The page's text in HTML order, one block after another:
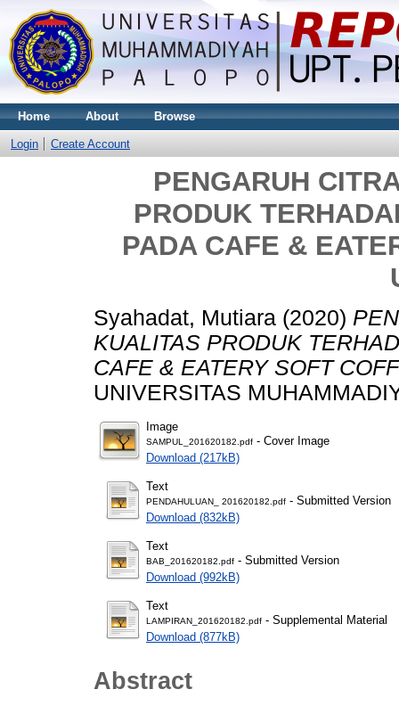
Home About Browse
Login Create Account
PENGARUH
PRODUK
PADA CAFE &
Syahadat, Mutiara (2020)
KUALITAS PRODUK
CAFE & EATERY SOFT
UNIVERSITAS
Image
SAMPUL_201620182.pdf - Cover Image
Download (217kB)
Text
PENDAHULUAN_ 201620182.pdf - Submitted Version
Download (832kB)
Text
BAB_201620182.pdf - Submitted Version
Download (992kB)
Text
LAMPIRAN_201620182.pdf - Supplemental Material
Download (877kB)
Abstract